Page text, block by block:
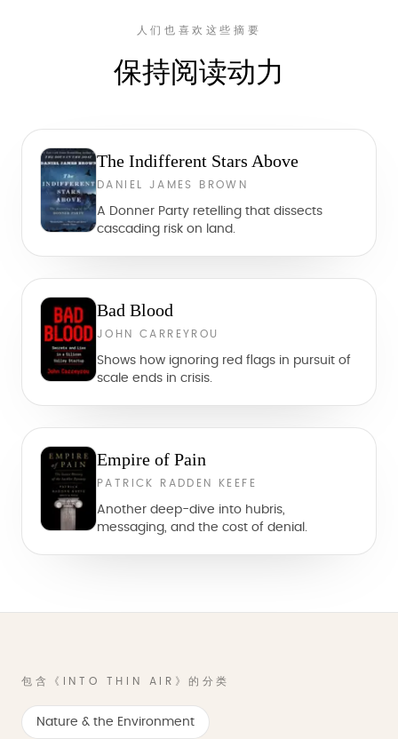
人们也喜欢这些摘要
保持阅读动力
The Indifferent Stars Above
DANIEL JAMES BROWN
A Donner Party retelling that dissects
cascading risk on land.
Bad Blood
JOHN CARREYROU
Shows how ignoring red flags in pursuit of
scale ends in crisis.
Empire of Pain
PATRICK RADDEN KEEFE
Another deep-dive into hubris,
messaging, and the cost of denial.
包含《INTO THIN AIR》的分类
Nature & the Environment